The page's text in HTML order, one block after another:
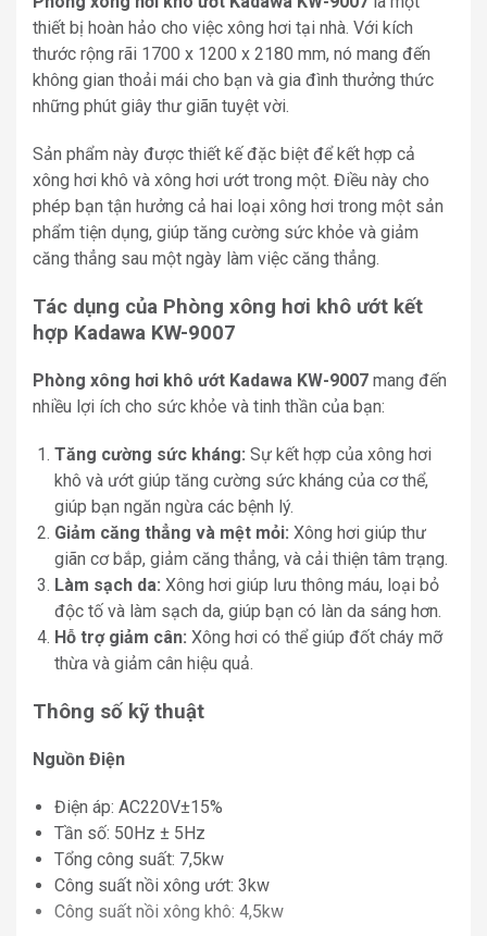
thiết bị hoàn hảo cho việc xông hơi tại nhà. Với kích
thước rộng rãi 1700 x 1200 x 2180 mm, nó mang đến
không gian thoải mái cho bạn và gia đình thưởng thức
những phút giây thư giãn tuyệt vời.
Sản phẩm này được thiết kế đặc biệt để kết hợp cả
xông hơi khô và xông hơi ướt trong một. Điều này cho
phép bạn tận hưởng cả hai loại xông hơi trong một sản
phẩm tiện dụng, giúp tăng cường sức khỏe và giảm
căng thẳng sau một ngày làm việc căng thẳng.
Tác dụng của Phòng xông hơi khô ướt kết
hợp Kadawa KW-9007
Phòng xông hơi khô ướt Kadawa KW-9007 mang đến
nhiều lợi ích cho sức khỏe và tinh thần của bạn:
Tăng cường sức kháng: Sự kết hợp của xông hơi
khô và ướt giúp tăng cường sức kháng của cơ thể,
giúp bạn ngăn ngừa các bệnh lý.
Giảm căng thẳng và mệt mỏi: Xông hơi giúp thư
giãn cơ bắp, giảm căng thẳng, và cải thiện tâm trạng.
Làm sạch da: Xông hơi giúp lưu thông máu, loại bỏ
độc tố và làm sạch da, giúp bạn có làn da sáng hơn.
Hỗ trợ giảm cân: Xông hơi có thể giúp đốt cháy mỡ
thừa và giảm cân hiệu quả.
Thông số kỹ thuật
Nguồn Điện
Điện áp: AC220V±15%
Tần số: 50Hz ± 5Hz
Tổng công suất: 7,5kw
Công suất nồi xông ướt: 3kw
Công suất nồi xông khô: 4,5kw